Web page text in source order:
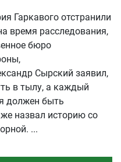
Гаркавого отстранили
время расследования,
бюро
Сырский заявил,
в тылу, а каждый
должен быть
назвал историю со